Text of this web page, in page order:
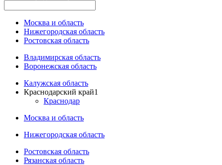
Москва и область
Нижегородская область
Ростовская область
Владимирская область
Воронежская область
Калужская область
Краснодарский край1
Краснодар
Москва и область
Нижегородская область
Ростовская область
Рязанская область